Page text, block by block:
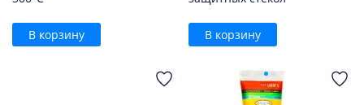
В корзину В корзину